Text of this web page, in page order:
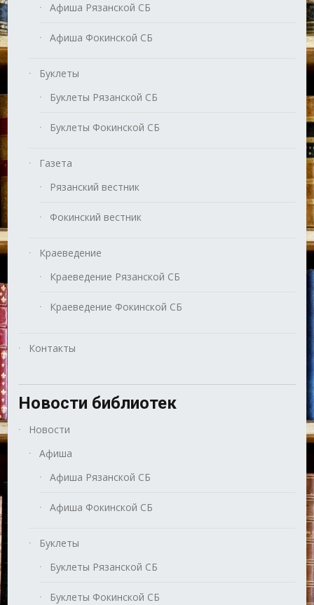
Афиша Рязанской СБ
Афиша Фокинской СБ
Буклеты
Буклеты Рязанской СБ
Буклеты Фокинской СБ
Газета
Рязанский вестник
Фокинский вестник
Краеведение
Краеведение Рязанской СБ
Краеведение Фокинской СБ
Контакты
Новости библиотек
Новости
Афиша
Афиша Рязанской СБ
Афиша Фокинской СБ
Буклеты
Буклеты Рязанской СБ
Буклеты Фокинской СБ